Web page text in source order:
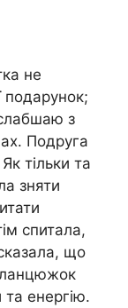
не
подарунок;
з
Подруга
тільки та
зняти
спитала,
що
ланцюжок
та енергію.